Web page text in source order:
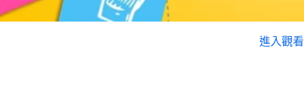
進入觀看